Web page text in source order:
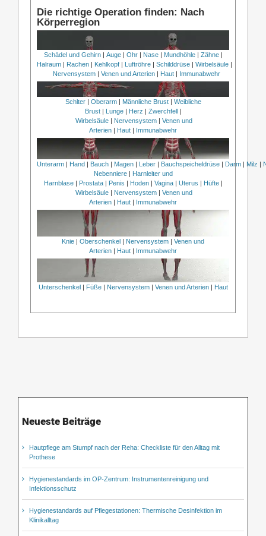
Die richtige Operation finden: Nach
Körperregion
Schädel und Gehirn| Auge| Ohr| Nase| Mundhöhle| Zähne|
Halraum
Rachen Kehlkopf Luftröhre Schilddrüse Wirbelsäule
Nervensystem
Venen und Arterien Haut Immunabwehr
Schlter| Oberarm| Männliche Brust| Weibliche
Brust| Lunge| Herz | Zwerchfell|
Wirbelsäule | Nervensystem | Venen und
Arterien | Haut | Immunabwehr
Unterarm | Hand | Bauch | Magen | Leber | Bauchspeicheldrüse | Darm | Milz |
Nebenniere| Harnleiter und
Harnblase| Prostata| Penis | Hoden| Vagina| Uterus | Hüfte|
Wirbelsäule | Nervensystem | Venen und
Arterien | Haut | Immunabwehr
Knie | Oberschenkel | Nervensystem | Venen und
Arterien | Haut | Immunabwehr
Unterschenkel| Füße| Nervensystem| Venen und Arterien| Haut
Neueste Beiträge
Hautpflege am Stumpf nach der Reha: Checkliste für den Alltag mit
Prothese
Hygienestandards im OP-Zentrum: Instrumentenreinigung und
Infektionsschutz
Hygienestandards auf Pflegestationen: Thermische Desinfektion im
Klinikalltag